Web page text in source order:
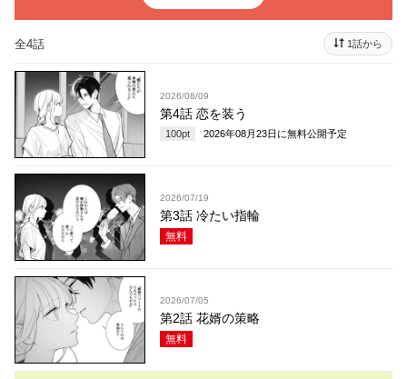
全4話 1話から
2026/08/09
第4話 恋を装う
100pt 2026年08月23日 に無料公開予定
2026/07/19
第3話 冷たい指輪
無料
2026/07/05
第2話 花婿の策略
無料